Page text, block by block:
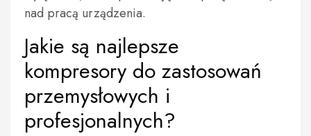
nad pracą urządzenia.
Jakie są najlepsze
kompresory do zastosowań
przemysłowych i
profesjonalnych?